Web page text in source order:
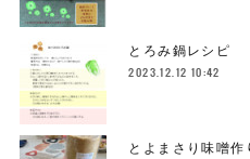
とろみ鍋レシピ
2023.12.12 10:42
とよまさり味噌